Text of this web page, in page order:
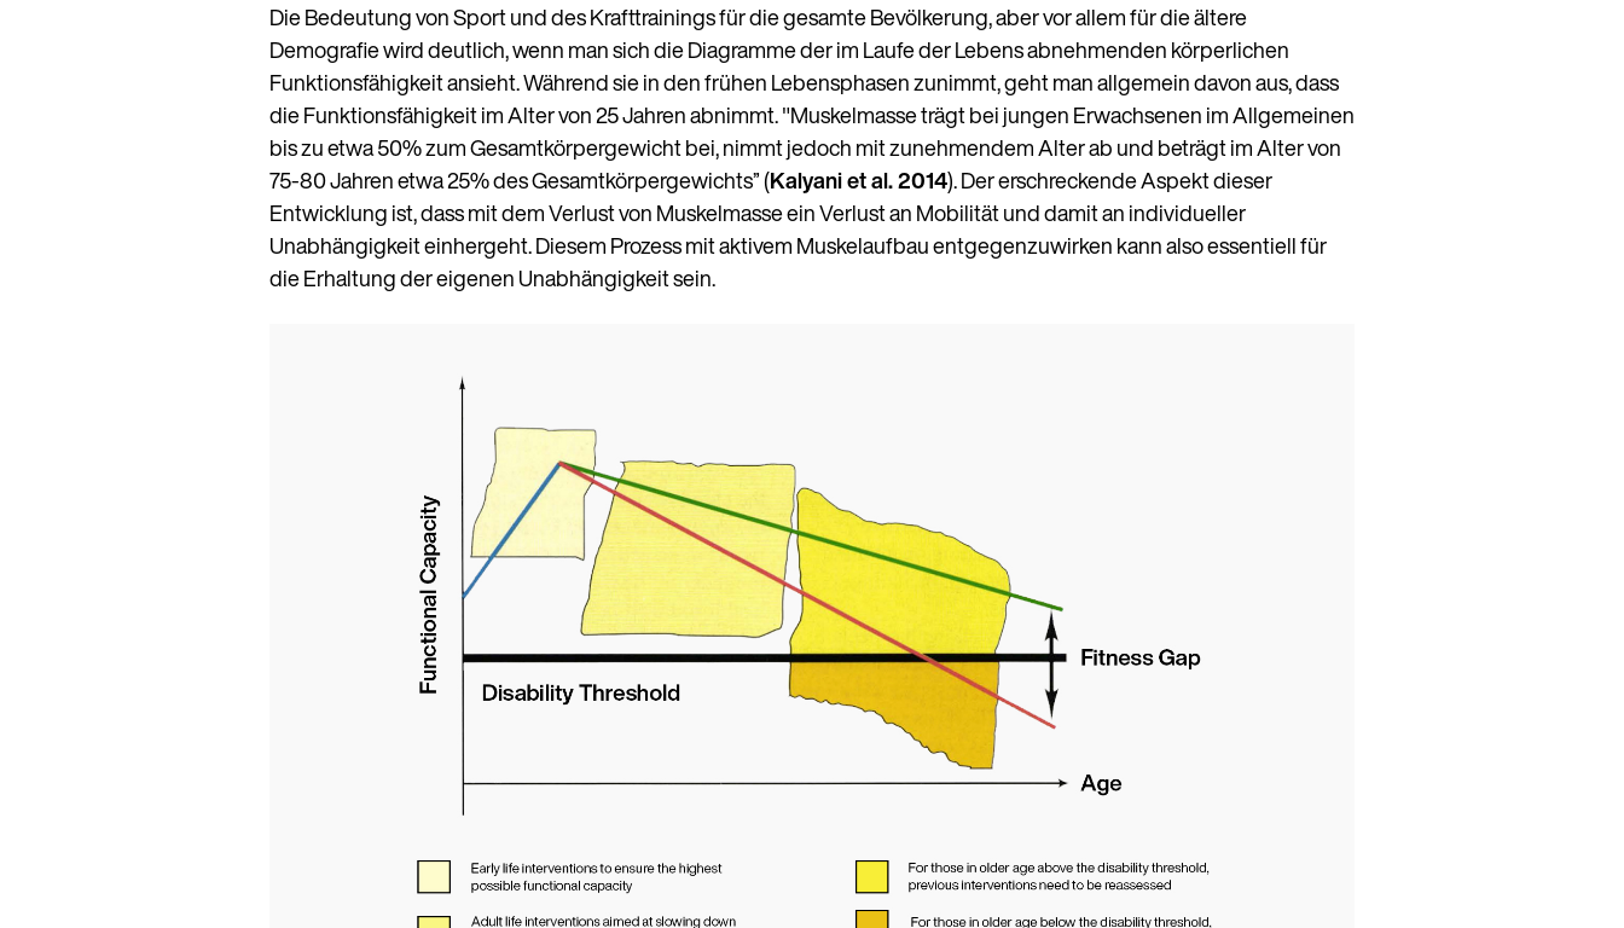
Die Bedeutung von Sport und des Krafttrainings für die gesamte Bevölkerung, aber vor allem für die ältere
Demografie wird deutlich, wenn man sich die Diagramme der im Laufe der Lebens abnehmenden körperlichen
Funktionsfähigkeit ansieht. Während sie in den frühen Lebensphasen zunimmt, geht man allgemein davon aus, dass
die Funktionsfähigkeit im Alter von 25 Jahren abnimmt. "Muskelmasse trägt bei jungen Erwachsenen im Allgemeinen
bis zu etwa 50% zum Gesamtkörpergewicht bei, nimmt jedoch mit zunehmendem Alter ab und beträgt im Alter von
75-80 Jahren etwa 25% des Gesamtkörpergewichts” (Kalyani et al. 2014). Der erschreckende Aspekt dieser
Entwicklung ist, dass mit dem Verlust von Muskelmasse ein Verlust an Mobilität und damit an individueller
Unabhängigkeit einhergeht. Diesem Prozess mit aktivem Muskelaufbau entgegenzuwirken kann also essentiell für
die Erhaltung der eigenen Unabhängigkeit sein.